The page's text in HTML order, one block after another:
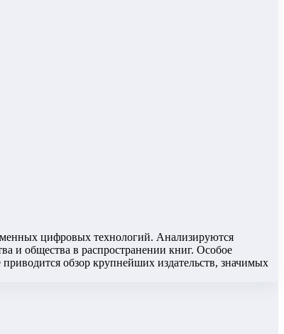
цифровых технологий. Анализируются
и общества в распространении книг. Особое
обзор крупнейших издательств, значимых